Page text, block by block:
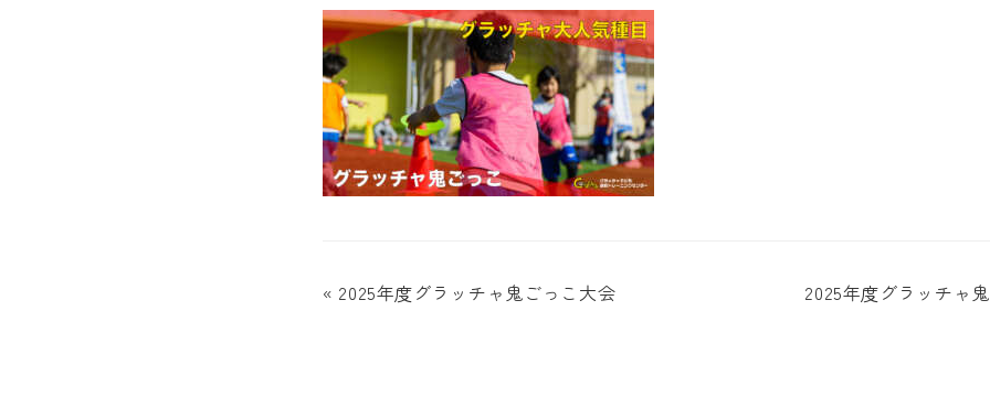
« 2025年度グラッチャ鬼ごっこ大会 2025年度グラッチャ